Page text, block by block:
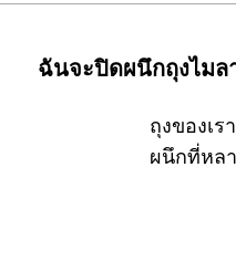
ฉันจะปิดผนึกถุงไมล
ถุงของเ
ผนึกที่หล